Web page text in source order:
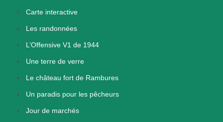
Carte interactive
Les randonnées
L’Offensive V1 de 1944
Une terre de verre
Le château fort de Rambures
Un paradis pour les pêcheurs
Jour de marchés